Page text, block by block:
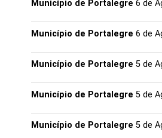
Município de Portalegre 6 de
Município de Portalegre 6 de
Município de Portalegre 5 de
Município de Portalegre 5 de
Município de Portalegre 5 de